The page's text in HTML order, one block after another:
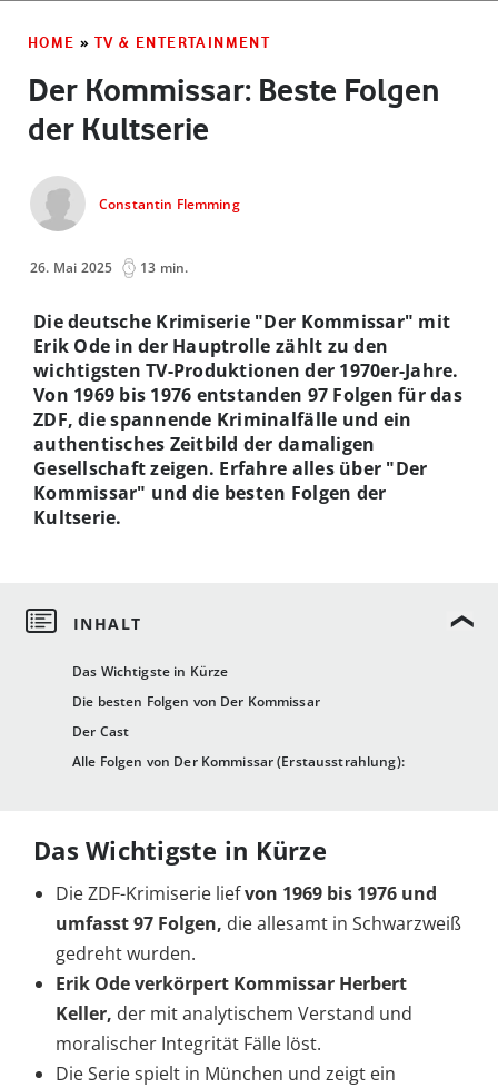
HOME » TV & ENTERTAINMENT
Der Kommissar: Beste Folgen
der Kultserie
Constantin Flemming
26. Mai 2025 13 min.
Das Wichtigste in Kürze
Die besten Folgen von Der Kommissar
Der Cast
Alle Folgen von Der Kommissar (Erstausstrahlung):
Die deutsche Krimiserie "Der Kommissar" mit
Erik Ode in der Hauptrolle zählt zu den
wichtigsten TV-Produktionen der 1970er-Jahre.
Von 1969 bis 1976 entstanden 97 Folgen für das
ZDF, die spannende Kriminalfälle und ein
authentisches Zeitbild der damaligen
Gesellschaft zeigen. Erfahre alles über "Der
Kommissar" und die besten Folgen der
Kultserie.
Das Wichtigste in Kürze
Die ZDF-Krimiserie liefvon 1969 bis 1976 und
umfasst 97 Folgen, die allesamt in Schwarzweiß
gedreht wurden.
Erik Ode verkörpert Kommissar Herbert
Keller, der mit analytischem Verstand und
moralischer Integrität Fälle löst.
Die Serie spielt in München und zeigt ein